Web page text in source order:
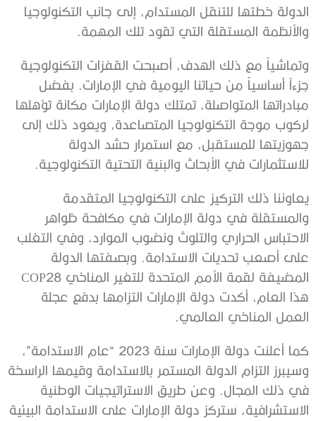
الدولة خطتها للتنقل المستدام، إلى جانب التكنولوجيا
والأنظمة المستقلة التي تقود تلك المهمة.
وتماشياً مع ذلك الهدف، أصبحت القفزات التكنولوجية
جزءاً أساسياً من حياتنا اليومية في الإمارات. بفضل
مبادراتها المتواصلة، تمتلك دولة الإمارات مكانة تؤهلها
لركوب موجة التكنولوجيا المتصاعدة، ويعود ذلك إلى
جهوزيتها للمستقبل، مع استمرار حشد الدولة
للاستثمارات في الأبحاث والبنية التحتية التكنولوجية.
يعاوننا ذلك التركيز على التكنولوجيا المتقدمة
والمستقلة في دولة الإمارات في مكافحة ظواهر
الاحتباس الحراري والتلوث ونضوب الموارد، وفي التغلب
على أصعب تحديات الاستدامة. وبصفتها الدولة
المضيفة لقمة الأمم المتحدة للتغير المناخي COP28
هذا العام، أكدت دولة الإمارات التزامها بدفع عجلة
العمل المناخي العالمي.
كما أعلنت دولة الإمارات سنة 2023 “عام الاستدامة”،
وسيبرز التزام الدولة المستمر بالاستدامة وقيمها الراسخة
في ذلك المجال. وعن طريق الاستراتيجيات الوطنية
الاستشرافية، ستركز دولة الإمارات على الاستدامة البيئية